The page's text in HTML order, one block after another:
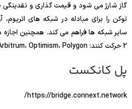
گاز شارژ می شود و قیمت گذاری و نقدینگی
سایر شبکه ها فراهم می کند. همچنین
2 حرکت کنند: Arbitrum، Optimism، Polygon و غیره.
پل کانکست
https://bridge.connext.network/